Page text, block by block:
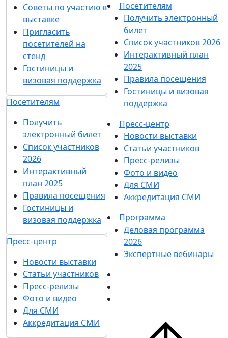
Советы по участию в
выставке
Пригласить
посетителей на
стенд
Гостиницы и
визовая поддержка
Посетителям
Получить
электронный билет
Список участников
2026
Интерактивный
план 2025
Правила посещения
Гостиницы и
визовая поддержка
Пресс-центр
Новости выставки
Статьи участников
Пресс-релизы
Фото и видео
Для СМИ
Аккредитация СМИ
Посетителям
Получить электронный
билет
Список участников 2026
Интерактивный план
2025
Правила посещения
Гостиницы и визовая
поддержка
Пресс-центр
Новости выставки
Статьи участников
Пресс-релизы
Фото и видео
Для СМИ
Аккредитация СМИ
Программа
Деловая программа
2026
Экспертные вебинары